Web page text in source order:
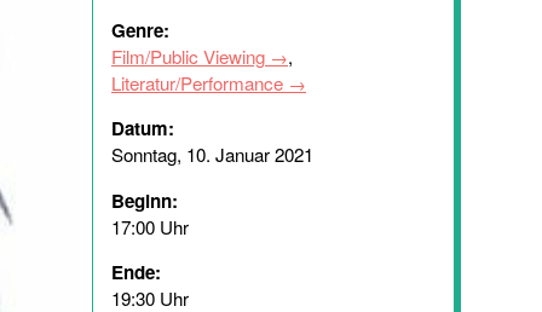
Genre:
Film/Public Viewing
,
Literatur/Performance
Datum:
Sonntag, 10. Januar 2021
Beginn:
17:00 Uhr
Ende:
19:30 Uhr